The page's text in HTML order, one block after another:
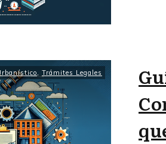
, Trámites Legales